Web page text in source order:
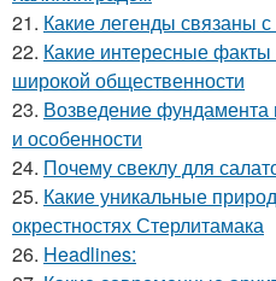
21. Какие легенды связаны
22. Какие интересные
широкой общественности
23. Возведение фундамента
и особенности
24. Почему свеклу для
25. Какие уникальные
окрестностях Стерлитамака
26. Headlines: